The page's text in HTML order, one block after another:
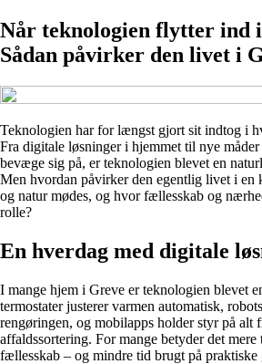
Når teknologien flytter ind
Sådan påvirker den livet i
Teknologien har for længst gjort sit indtog i
Fra digitale løsninger i hjemmet til nye
bevæge sig på, er teknologien blevet en
Men hvordan påvirker den egentlig livet i en
og natur mødes, og hvor fællesskab og
rolle?
En hverdag med digitale
I mange hjem i Greve er teknologien blevet
termostater justerer varmen automatisk,
rengøringen, og mobilapps holder styr på alt
affaldssortering. For mange betyder det
fællesskab – og mindre tid brugt på praktiske